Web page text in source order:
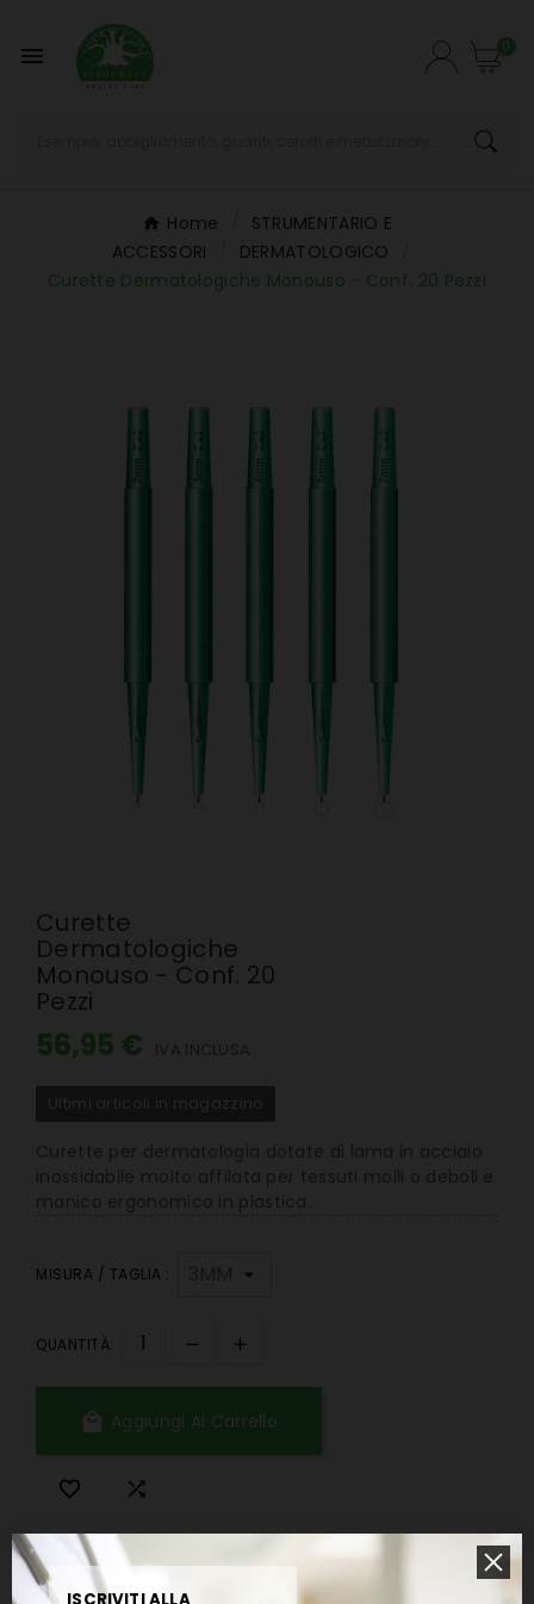
 0
Home
STRUMENTARIO E
ACCESSORI
DERMATOLOGICO
Curette Dermatologiche Monouso - Conf. 20 Pezzi
Curette
Dermatologiche
Monouso - Conf. 20
Pezzi
56,95 €
MISURA / TAGLIA :
QUANTITÀ:
 Aggiungi Al Carrello
 
Spedizione in 24/48 ore lavorative.